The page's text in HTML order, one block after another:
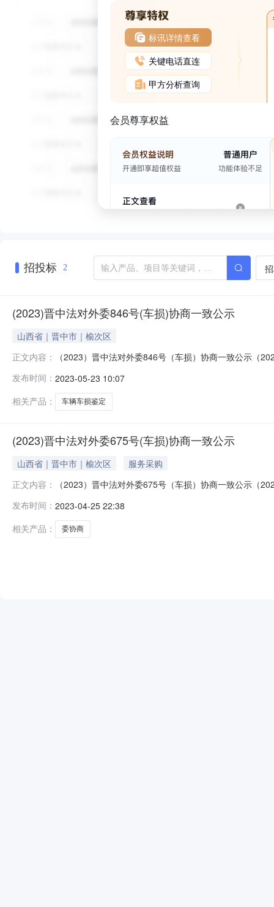
标讯详情查看
关键电话直连
甲方分析查询
会员尊享权益
招投标 2
(2023)晋中法对外委846号(车损)协商一致公示
山西省｜晋中市｜榆次区
正文内容：
（2023）晋中法对外委846号（车损）协商一致公示（
发布时间： 2023-05-23 10:07
相关产品：
车辆车损鉴定
(2023)晋中法对外委675号(车损)协商一致公示
山西省｜晋中市｜榆次区
服务采购
正文内容：
（2023）晋中法对外委675号（车损）协商一致公示（
发布时间： 2023-04-25 22:38
相关产品：
委协商